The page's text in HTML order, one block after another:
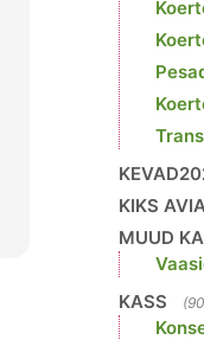
KIKS
MUUD
KASS